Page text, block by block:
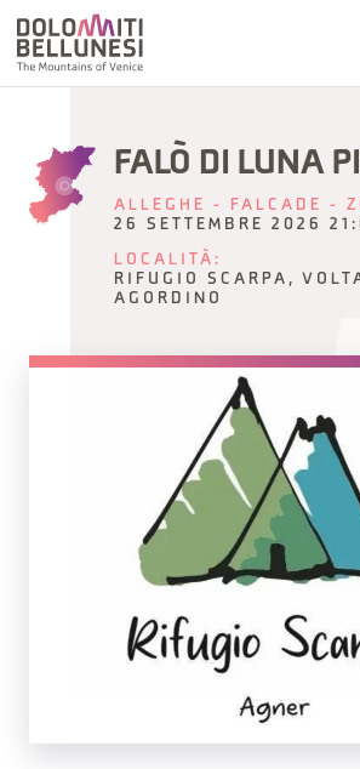
FALÒ DI LUNA
ALLEGHE - FALCADE -
26 SETTEMBRE 2026
LOCALITÀ:
RIFUGIO SCARPA,
AGORDINO